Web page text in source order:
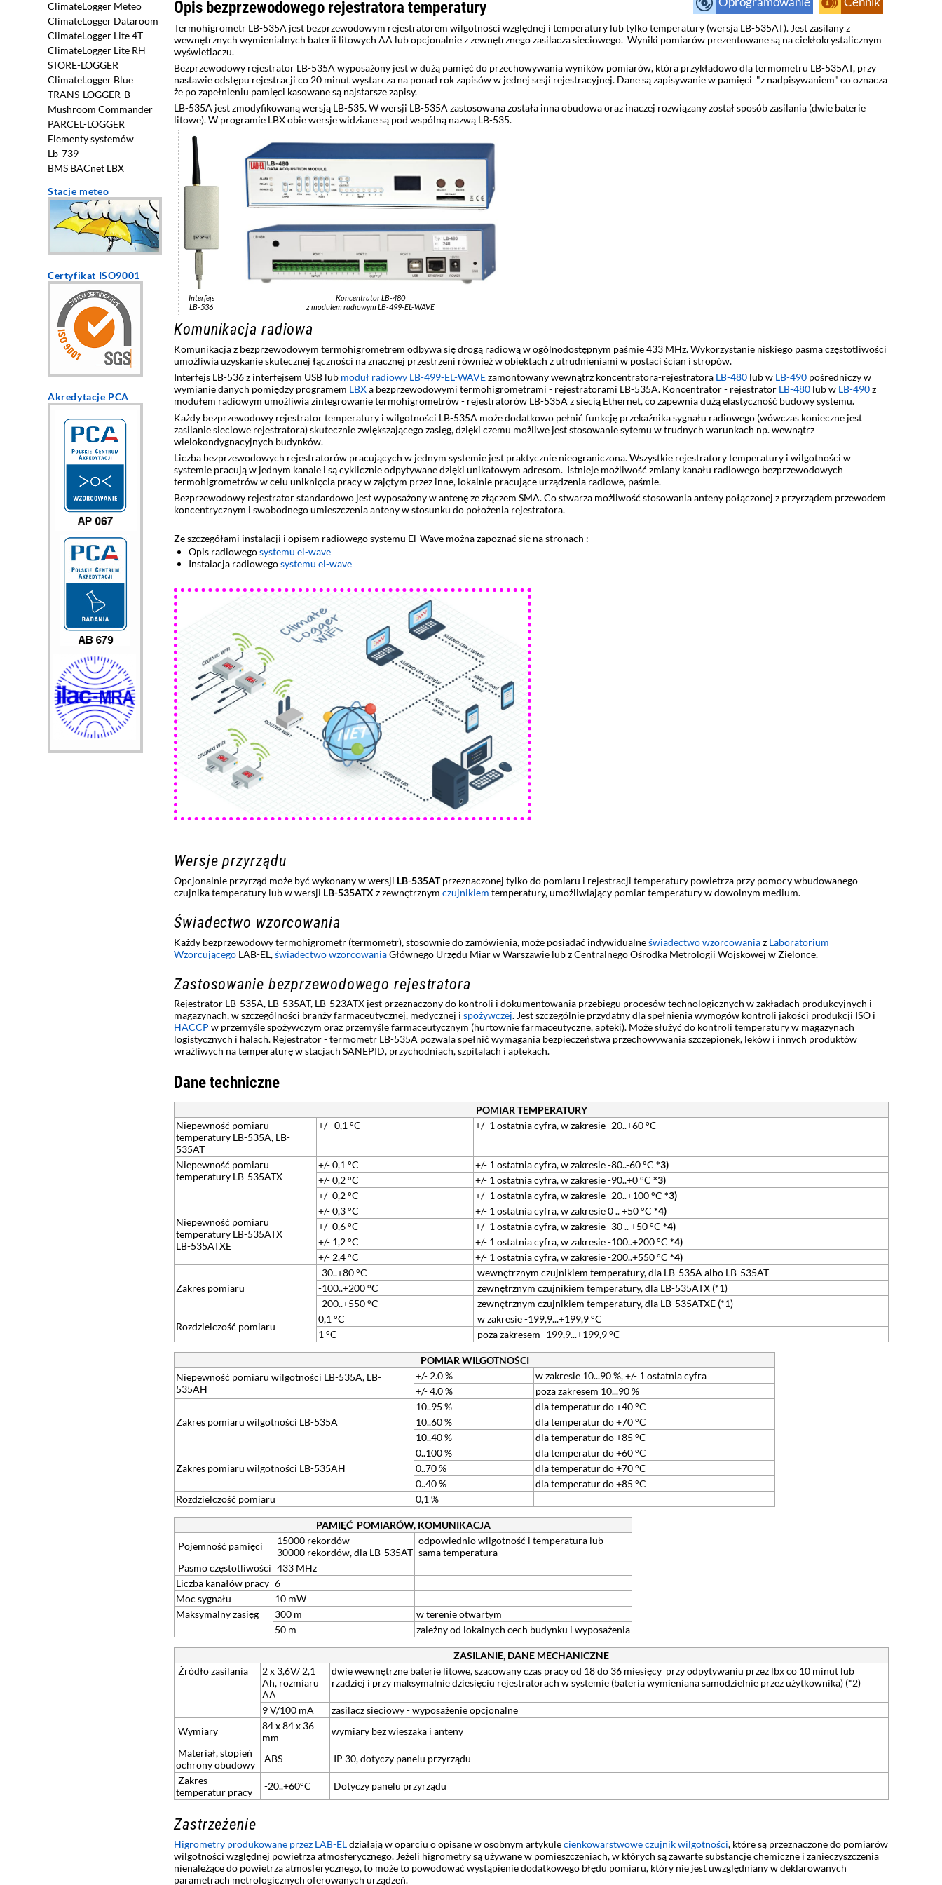
ClimateLogger Meteo
ClimateLogger Dataroom
ClimateLogger Lite 4T
ClimateLogger Lite RH
STORE-LOGGER
ClimateLogger Blue
TRANS-LOGGER-B
Mushroom Commander
PARCEL-LOGGER
Elementy systemów
Lb-739
BMS BACnet LBX
Stacje meteo
Certyfikat ISO9001
Akredytacje PCA
Opis bezprzewodowego rejestratora temperatury
Termohigrometr LB-535A jest bezprzewodowym rejestratorem wilgotności względnej i temperatury lub tylko temperatury (wersja LB-535AT). Jest zasilany z
wewnętrznych wymienialnych baterii litowych AA lub opcjonalnie z zewnętrznego zasilacza sieciowego. Wyniki pomiarów prezentowane są na ciekłokrystalicznym
wyświetlaczu.
Bezprzewodowy rejestrator LB-535A wyposażony jest w dużą pamięć do przechowywania wyników pomiarów, która przykładowo dla termometru LB-535AT, przy
nastawie odstępu rejestracji co 20 minut wystarcza na ponad rok zapisów w jednej sesji rejestracyjnej. Dane są zapisywanie w pamięci "z nadpisywaniem" co oznacza
że po zapełnieniu pamięci kasowane są najstarsze zapisy.
LB-535A jest zmodyfikowaną wersją LB-535. W wersji LB-535A zastosowana została inna obudowa oraz inaczej rozwiązany został sposób zasilania (dwie baterie
litowe). W programie LBX obie wersje widziane są pod wspólną nazwą LB-535.
Interfejs
LB-536
Koncentrator LB-480
z modułem radiowym LB-499-EL-WAVE
Komunikacja radiowa
Komunikacja z bezprzewodowym termohigrometrem odbywa się drogą radiową w ogólnodostępnym paśmie 433 MHz. Wykorzystanie niskiego pasma częstotliwości
umożliwia uzyskanie skutecznej łączności na znacznej przestrzeni również w obiektach z utrudnieniami w postaci ścian i stropów.
Interfejs LB-536 z interfejsem USB lub moduł radiowy LB-499-EL-WAVEzamontowany wewnątrz koncentratora-rejestratora LB-480 lub w LB-490 pośredniczy w
wymianie danych pomiędzy programem LBXa bezprzewodowymi termohigrometrami - rejestratorami LB-535A. Koncentrator - rejestrator LB-480 lub w LB-490z
modułem radiowym umożliwia zintegrowanie termohigrometrów - rejestratorów LB-535A z siecią Ethernet, co zapewnia dużą elastyczność budowy systemu.
Każdy bezprzewodowy rejestrator temperatury i wilgotności LB-535A może dodatkowo pełnić funkcję przekaźnika sygnału radiowego (wówczas konieczne jest
zasilanie sieciowe rejestratora) skutecznie zwiększającego zasięg, dzięki czemu możliwe jest stosowanie sytemu w trudnych warunkach np. wewnątrz
wielokondygnacyjnych budynków.
Liczba bezprzewodowych rejestratorów pracujących w jednym systemie jest praktycznie nieograniczona. Wszystkie rejestratory temperatury i wilgotności w
systemie pracują w jednym kanale i są cyklicznie odpytywane dzięki unikatowym adresom. Istnieje możliwość zmiany kanału radiowego bezprzewodowych
termohigrometrów w celu uniknięcia pracy w zajętym przez inne, lokalnie pracujące urządzenia radiowe, paśmie.
Bezprzewodowy rejestrator standardowo jest wyposażony w antenę ze złączem SMA. Co stwarza możliwość stosowania anteny połączonej z przyrządem przewodem
koncentrycznym i swobodnego umieszczenia anteny w stosunku do położenia rejestratora.
Ze szczegółami instalacji i opisem radiowego systemu El-Wave można zapoznać się na stronach :
Opis radiowegosystemu el-wave
Instalacja radiowegosystemu el-wave
Wersje przyrządu
Opcjonalnie przyrząd może być wykonany w wersji LB-535ATprzeznaczonej tylko do pomiaru i rejestracji temperatury powietrza przy pomocy wbudowanego
czujnika temperatury lub w wersji LB-535ATX z zewnętrznym czujnikiem temperatury, umożliwiający pomiar temperatury w dowolnym medium.
Świadectwo wzorcowania
Każdy bezprzewodowy termohigrometr (termometr), stosownie do zamówienia, może posiadać indywidualneświadectwo wzorcowaniaz Laboratorium
Wzorcującego LAB-EL,świadectwo wzorcowaniaGłównego Urzędu Miar w Warszawie lub z Centralnego Ośrodka Metrologii Wojskowej w Zielonce.
Zastosowanie bezprzewodowego rejestratora
Rejestrator LB-535A, LB-535AT, LB-523ATX jest przeznaczony do kontroli i dokumentowania przebiegu procesów technologicznych w zakładach produkcyjnych i
magazynach, w szczególności branży farmaceutycznej, medycznej i spożywczej. Jest szczególnie przydatny dla spełnienia wymogów kontroli jakości produkcji ISO i
HACCP w przemyśle spożywczym oraz przemyśle farmaceutycznym (hurtownie farmaceutyczne, apteki). Może służyć do kontroli temperatury w magazynach
logistycznych i halach. Rejestrator - termometr LB-535A pozwala spełnić wymagania bezpieczeństwa przechowywania szczepionek, leków i innych produktów
wrażliwych na temperaturę w stacjach SANEPID, przychodniach, szpitalach i aptekach.
Dane techniczne
POMIAR TEMPERATURY
Niepewność pomiaru
temperatury LB-535A, LB-
535AT
+/- 0,1 °C +/- 1 ostatnia cyfra, w zakresie -20..+60 °C
Niepewność pomiaru
temperatury LB-535ATX
+/- 0,1 °C +/- 1 ostatnia cyfra, w zakresie -80..-60 °C *3)
+/- 0,2 °C
+/- 1 ostatnia cyfra, w zakresie -90..+0 °C *3)
+/- 0,2 °C
+/- 1 ostatnia cyfra, w zakresie -20..+100 °C *3)
Niepewność pomiaru
temperatury LB-535ATX
LB-535ATXE
+/- 0,3 °C +/- 1 ostatnia cyfra, w zakresie 0 .. +50 °C *4)
+/- 0,6 °C
+/- 1 ostatnia cyfra, w zakresie -30 .. +50 °C *4)
+/- 1,2 °C
+/- 1 ostatnia cyfra, w zakresie -100..+200 °C *4)
+/- 2,4 °C
+/- 1 ostatnia cyfra, w zakresie -200..+550 °C *4)
Zakres pomiaru
-30..+80 °C
wewnętrznym czujnikiem temperatury, dla LB-535A albo LB-535AT
-100..+200 °C
zewnętrznym czujnikiem temperatury, dla LB-535ATX (*1)
-200..+550 °C
zewnętrznym czujnikiem temperatury, dla LB-535ATXE (*1)
Rozdzielczość pomiaru
0,1 °C
w zakresie -199,9...+199,9 °C
1 °C
poza zakresem -199,9...+199,9 °C
POMIAR WILGOTNOŚCI
Niepewność pomiaru wilgotności LB-535A, LB-
535AH
+/- 2.0 %
w zakresie 10...90 %, +/- 1 ostatnia cyfra
+/- 4.0 %
poza zakresem 10...90 %
Zakres pomiaru wilgotności LB-535A
10..95 %
dla temperatur do +40 °C
10..60 %
dla temperatur do +70 °C
10..40 %
dla temperatur do +85 °C
Zakres pomiaru wilgotności LB-535AH
0..100 %
dla temperatur do +60 °C
0..70 %
dla temperatur do +70 °C
0..40 %
dla temperatur do +85 °C
Rozdzielczość pomiaru
0,1 %
PAMIĘĆ POMIARÓW, KOMUNIKACJA
Pojemność pamięci
15000 rekordów
30000 rekordów, dla LB-535AT
odpowiednio wilgotność i temperatura lub
sama temperatura
Pasmo częstotliwości 433 MHz
Liczba kanałów pracy 6
Moc sygnału
10 mW
Maksymalny zasięg
300 m
w terenie otwartym
50 m
zależny od lokalnych cech budynku i wyposażenia
ZASILANIE, DANE MECHANICZNE
Źródło zasilania
2 x 3,6V/ 2,1
Ah, rozmiaru
AA
dwie wewnętrzne baterie litowe, szacowany czas pracy od 18 do 36 miesięcy przy odpytywaniu przez lbx co 10 minut lub
rzadziej i przy maksymalnie dziesięciu rejestratorach w systemie (bateria wymieniana samodzielnie przez użytkownika) (*2)
9 V/100 mA
zasilacz sieciowy - wyposażenie opcjonalne
Wymiary
84 x 84 x 36
mm
wymiary bez wieszaka i anteny
Materiał, stopień
ochrony obudowy
ABS
IP 30, dotyczy panelu przyrządu
Zakres
temperatur pracy
-20..+60°C Dotyczy panelu przyrządu
Zastrzeżenie
Higrometry produkowane przez LAB-ELdziałają w oparciu o opisane w osobnym artykulecienkowarstwowe czujnik wilgotności, które są przeznaczone do pomiarów
wilgotności względnej powietrza atmosferycznego. Jeżeli higrometry są używane w pomieszczeniach, w których są zawarte substancje chemiczne i zanieczyszczenia
nienależące do powietrza atmosferycznego, to może to powodować wystąpienie dodatkowego błędu pomiaru, który nie jest uwzględniany w deklarowanych
parametrach metrologicznych oferowanych urządzeń.